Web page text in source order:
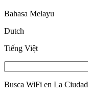
Bahasa Melayu
Dutch
Tiếng Việt
Busca WiFi en La Ciudad